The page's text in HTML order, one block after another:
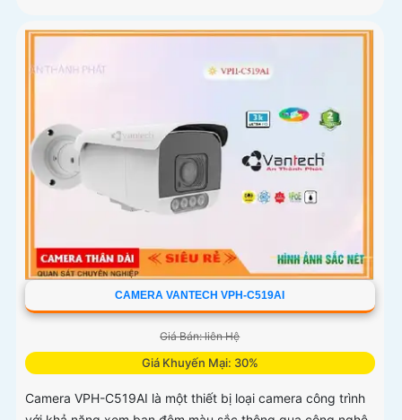
CAMERA VANTECH VPH-C519AI
Giá Bán: liên Hệ
Giá Khuyến Mại: 30%
Camera VPH-C519AI là một thiết bị loại camera công trình